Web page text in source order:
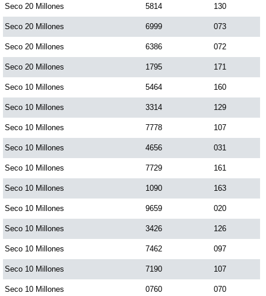
Motilon Noche
Paisita Día
Paisita Noche
Paisita 3
Pick 3 Día
Pick 3 Noche
Pick 4 Día
Pick 4 Noche
Seco 20 Millones 5814 130
Seco 20 Millones 6999 073
Seco 20 Millones 6386 072
Seco 20 Millones 1795 171
Seco 10 Millones 5464 160
Seco 10 Millones 3314 129
Seco 10 Millones 7778 107
Seco 10 Millones 4656 031
Seco 10 Millones 7729 161
Seco 10 Millones 1090 163
Seco 10 Millones 9659 020
Seco 10 Millones 3426 126
Seco 10 Millones 7462 097
Seco 10 Millones 7190 107
Seco 10 Millones 0760 070